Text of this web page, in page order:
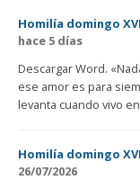
Homilía domingo
hace 5 días
Descargar Word.
ese amor es para
levanta cuando vivo
Homilía domingo
26/07/2026